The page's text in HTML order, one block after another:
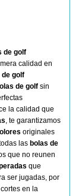
de golf
calidad en
de golf
de golf sin
la calidad que
, te garantizamos
originales
las bolas de
que no reunen
que
ser jugadas, por
en la